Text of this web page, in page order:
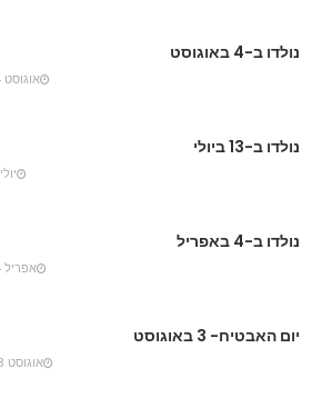
נולדו ב-4 באוגוסט
אוגוסט 04, 2015
נולדו ב-13 ביולי
יולי 13, 2015
נולדו ב-4 באפריל
אפריל 04, 2015
יום האבטיח- 3 באוגוסט
אוגוסט 03, 2023